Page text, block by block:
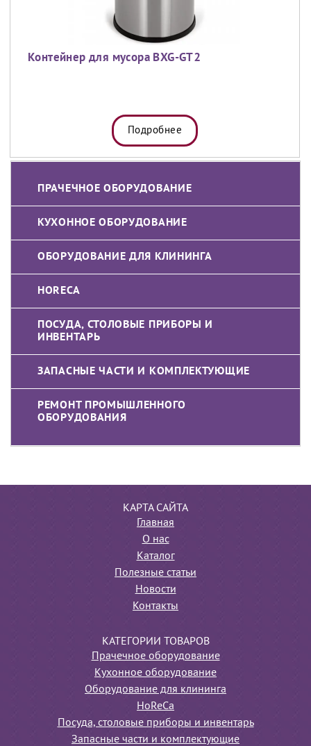
ПРАЧЕЧНОЕ ОБОРУДОВАНИЕ
КУХОННОЕ ОБОРУДОВАНИЕ
ОБОРУДОВАНИЕ ДЛЯ КЛИНИНГА
HORECA
ПОСУДА, СТОЛОВЫЕ ПРИБОРЫ И
ИНВЕНТАРЬ
ЗАПАСНЫЕ ЧАСТИ И КОМПЛЕКТУЮЩИЕ
РЕМОНТ ПРОМЫШЛЕННОГО
ОБОРУДОВАНИЯ
Контейнер для мусора BXG-GT2
Подробнее
КАРТА САЙТА
Главная
О нас
Каталог
Полезные статьи
Новости
Контакты
КАТЕГОРИИ ТОВАРОВ
Прачечное оборудование
Кухонное оборудование
Оборудование для клининга
HoReCa
Посуда, столовые приборы и инвентарь
Запасные части и комплектующие